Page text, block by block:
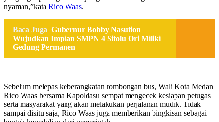
nyaman,”kata Rico Waas.
Baca Juga Gubernur Bobby Nasution
Wujudkan Impian SMPN 4 Sitolu Ori Miliki
Gedung Permanen
Sebelum melepas keberangkatan rombongan bus, Wali Kota Medan
Rico Waas bersama Kapoldasu sempat mengecek kesiapan petugas
serta masyarakat yang akan melakukan perjalanan mudik. Tidak
sampai disitu saja, Rico Waas juga memberikan bingkisan sebagai